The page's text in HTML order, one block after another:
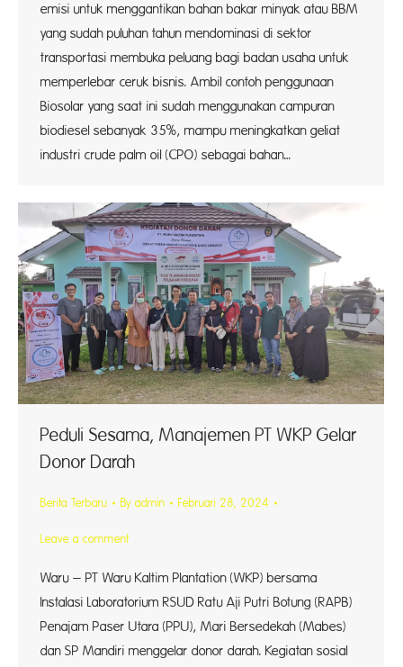
emisi untuk menggantikan bahan bakar minyak atau BBM
yang sudah puluhan tahun mendominasi di sektor
transportasi membuka peluang bagi badan usaha untuk
memperlebar ceruk bisnis. Ambil contoh penggunaan
Biosolar yang saat ini sudah menggunakan campuran
biodiesel sebanyak 35%, mampu meningkatkan geliat
industri crude palm oil (CPO) sebagai bahan…
Peduli Sesama, Manajemen PT WKP Gelar
Donor Darah
Berita Terbaru By admin Februari 28, 2024
Leave a comment
Waru – PT Waru Kaltim Plantation (WKP) bersama
Instalasi Laboratorium RSUD Ratu Aji Putri Botung (RAPB)
Penajam Paser Utara (PPU), Mari Bersedekah (Mabes)
dan SP Mandiri menggelar donor darah. Kegiatan sosial